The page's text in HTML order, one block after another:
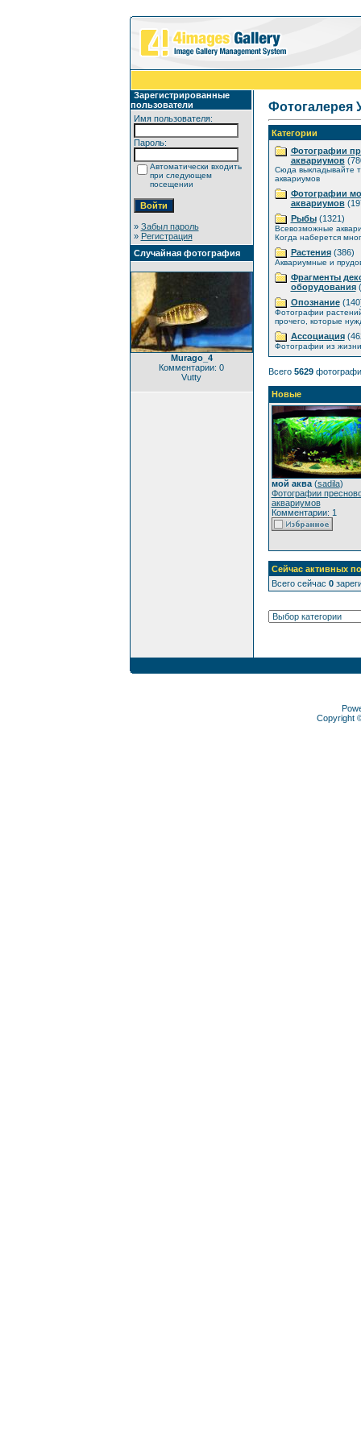
Зарегистрированные
пользователи
Имя пользователя:
Пароль:
Автоматически входить
при следующем
посещении
» Забыл пароль
» Регистрация
Случайная фотография
Murago_4
Комментарии: 0
Vutty
Фотогалерея
Категории
Фотографии
аквариумов
Сюда выкладывайте
аквариумов
Фотографии
аквариумов
Рыбы(1321)
Всевозможные
Когда наберется
Растения(386)
Аквариумные и
Фрагменты
оборудования
Опознание
Фотографии
прочего, которые
Ассоциация
Фотографии из
Всего 5629
Новые
мой аква(sadila)
Фотографии
аквариумов
Комментарии: 1
Сейчас активных
Всего сейчас 0
Copyright